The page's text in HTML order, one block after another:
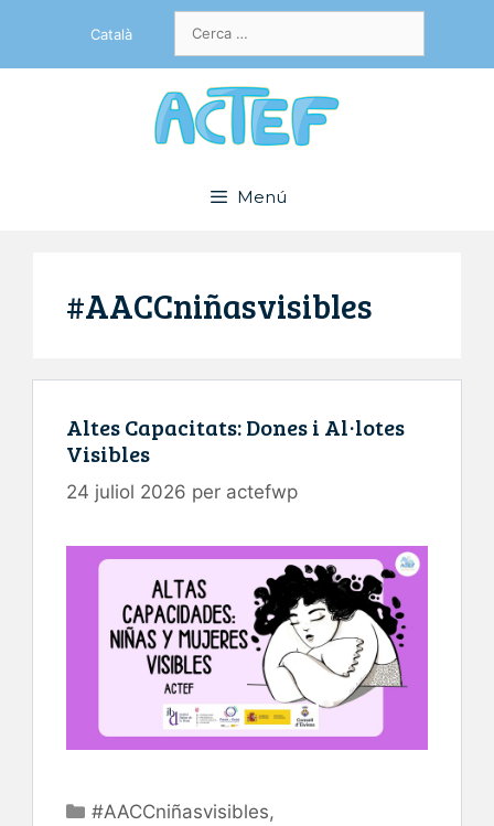
contingut
Català
Menú
#AACCniñasvisibles
Altes Capacitats: Dones i Al·lotes
Visibles
24 juliol 2026 per actefwp
Categories
#AACCniñasvisibles,